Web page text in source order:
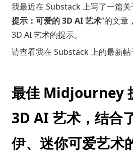
我最近在 Substack 上写了一篇关
提示：可爱的 3D AI 艺术”的文章
3D AI 艺术的提示。
请查看我在 Substack 上的最新
最佳 Midjourney
3D AI 艺术，结合
伊、迷你可爱艺术